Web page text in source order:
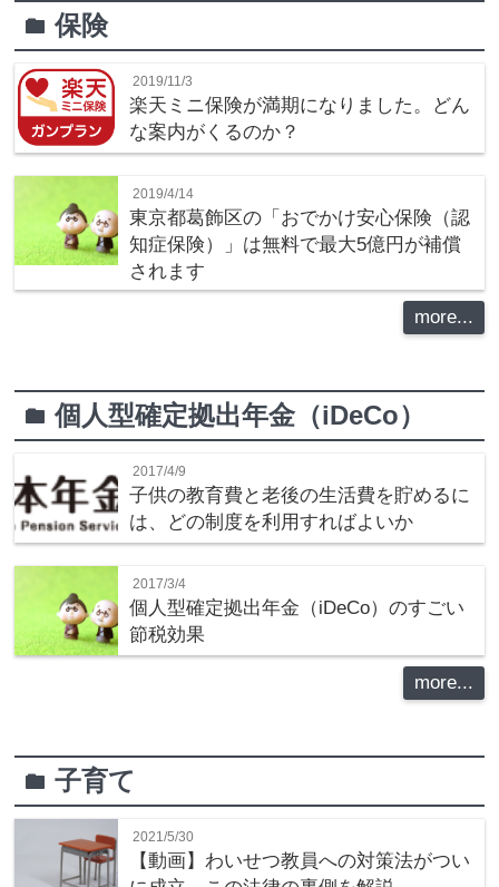
folder保険
2019/11/3
楽天ミニ保険が満期になりました。どん
な案内がくるのか？
2019/4/14
東京都葛飾区の「おでかけ安心保険（認
知症保険）」は無料で最大5億円が補償
されます
more...
folder個人型確定拠出年金（iDeCo）
2017/4/9
子供の教育費と老後の生活費を貯めるに
は、どの制度を利用すればよいか
2017/3/4
個人型確定拠出年金（iDeCo）のすごい
節税効果
more...
folder子育て
2021/5/30
【動画】わいせつ教員への対策法がつい